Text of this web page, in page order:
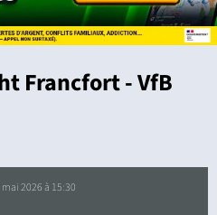
Francfort - VfB
mai 2026 à 15:30